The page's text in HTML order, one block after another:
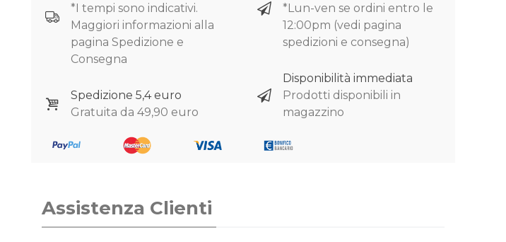
*I tempi sono indicativi.
Maggiori informazioni alla
pagina Spedizione e
Consegna
Spedizione 5,4 euro
Gratuita da 49,90 euro
*Lun-ven se ordini entro le
12:00pm (vedi pagina
spedizioni e consegna)
Disponibilità immediata
Prodotti disponibili in
magazzino
Assistenza Clienti